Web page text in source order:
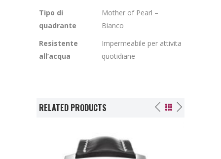
Tipo di
quadrante
Mother of Pearl –
Bianco
Resistente
all’acqua
Impermeabile per attivita
quotidiane
RELATED PRODUCTS